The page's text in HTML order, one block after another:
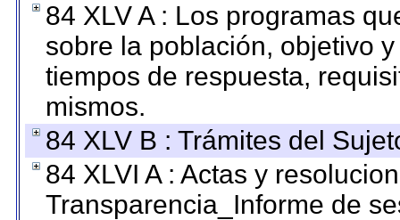
84 XLV A : Los programas
sobre la población, objetivo
tiempos de respuesta,
mismos.
84 XLV B : Trámites del
84 XLVI A : Actas y
Transparencia_Informe de